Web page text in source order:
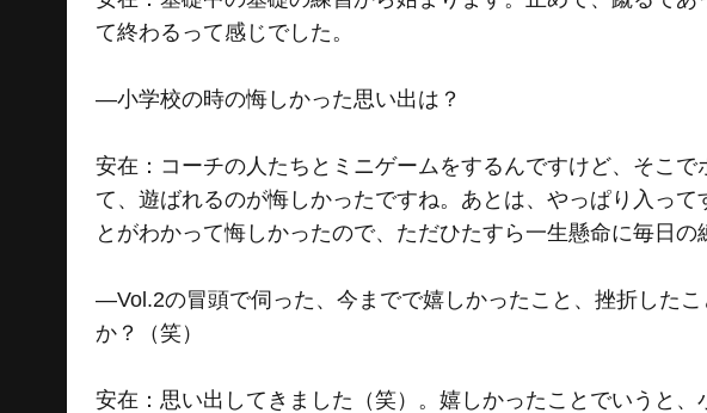
て終わるって感じでした。
―小学校の時の悔しかった思い出は？
安在：コーチの人たちとミニゲームをするんですけど、そこ
て、遊ばれるのが悔しかったですね。あとは、やっぱり入っ
とがわかって悔しかったので、ただひたすら一生懸命に毎日の
―Vol.2の冒頭で伺った、今までで嬉しかったこと、挫折した
か？（笑）
安在：思い出してきました（笑）。嬉しかったことでいうと、